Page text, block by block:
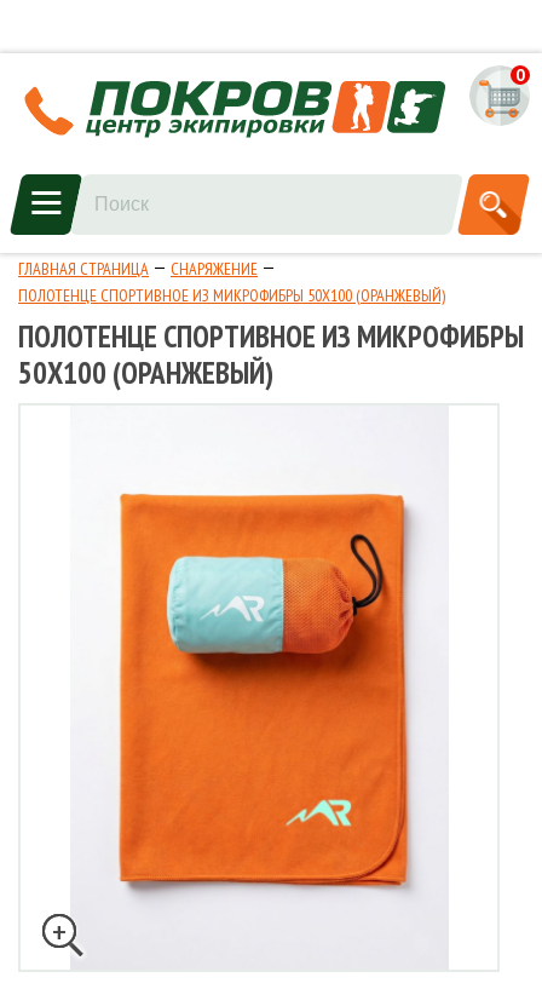
0
ГЛАВНАЯ СТРАНИЦА
СНАРЯЖЕНИЕ
ПОЛОТЕНЦЕ СПОРТИВНОЕ ИЗ МИКРОФИБРЫ 50Х100 (ОРАНЖЕВЫЙ)
ПОЛОТЕНЦЕ СПОРТИВНОЕ ИЗ МИКРОФИБРЫ
50Х100 (ОРАНЖЕВЫЙ)